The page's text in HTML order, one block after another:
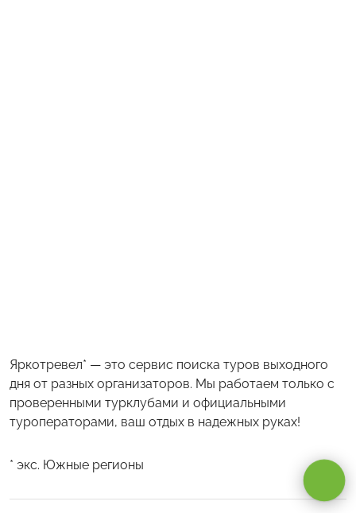
Яркотревел* — это сервис поиска туров выходного
дня от разных организаторов. Мы работаем только с
проверенными турклубами и официальными
туроператорами, ваш отдых в надежных руках!
* экс. Южные регионы
Оставаясь на сайте, вы даетесогласие на обработку cookie и